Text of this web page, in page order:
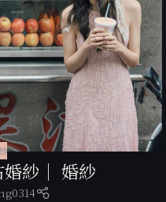
紗｜ 婚紗